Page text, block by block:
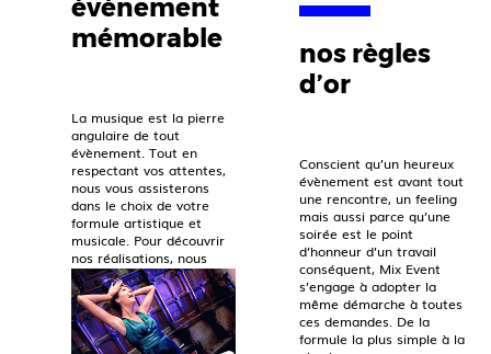
évènement
mémorable
La musique est la pierre
angulaire de tout
évènement. Tout en
respectant vos attentes,
nous vous assisterons
dans le choix de votre
formule artistique et
musicale. Pour découvrir
nos réalisations, nous
vous invitons à consulter
notre page instagram.
nos règles
d’or
Conscient qu’un heureux
évènement est avant tout
une rencontre, un feeling
mais aussi parce qu’une
soirée est le point
d’honneur d’un travail
conséquent, Mix Event
s’engage à adopter la
même démarche à toutes
ces demandes. De la
formule la plus simple à la